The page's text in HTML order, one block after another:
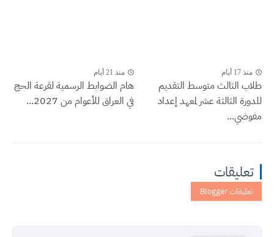
منذ 17 أيام
طلاب الثالث متوسط التقديم
للدورة الثالثة عشر لمعهد إعداد
مفوضي...
منذ 21 أيام
هام الضوابط الرسمية لقرعة الحج
في العراق للأعوام من 2027...
تعليقات